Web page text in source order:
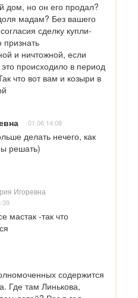
дом, но он его продал?
мадам? Без вашего
сделку купли-
и ничтожной, если
происходило в период
что вот вам и козыри в
01.06 14:08
делать нечего, как
решать)
Игоревна
мастак -так что
содержится
Где там Линькова,